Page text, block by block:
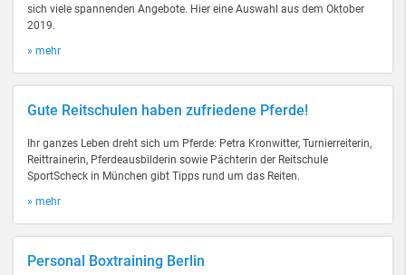
sich viele spannenden Angebote. Hier eine Auswahl aus dem Oktober
2019.
» mehr
Gute Reitschulen haben zufriedene Pferde!
Ihr ganzes Leben dreht sich um Pferde: Petra Kronwitter, Turnierreiterin,
Reittrainerin, Pferdeausbilderin sowie Pächterin der Reitschule
SportScheck in München gibt Tipps rund um das Reiten.
» mehr
Personal Boxtraining Berlin